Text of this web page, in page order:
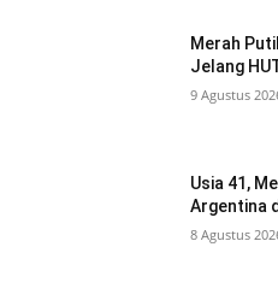
Merah
Jelang
9 Agustus
Usia 41,
Argentina
8 Agustus